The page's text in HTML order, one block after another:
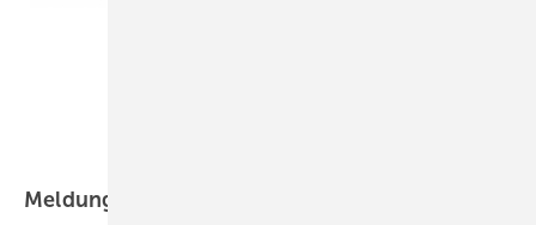
Meldungen aus der